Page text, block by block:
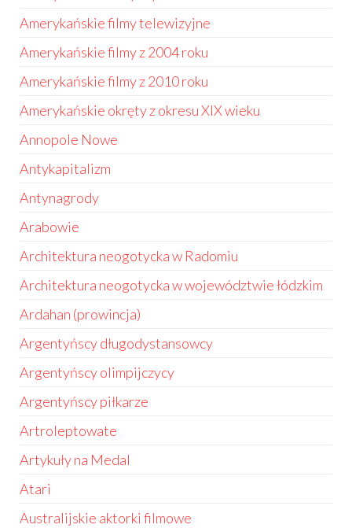
Amerykańskie filmy telewizyjne
Amerykańskie filmy z 2004 roku
Amerykańskie filmy z 2010 roku
Amerykańskie okręty z okresu XIX wieku
Annopole Nowe
Antykapitalizm
Antynagrody
Arabowie
Architektura neogotycka w Radomiu
Architektura neogotycka w województwie łódzkim
Ardahan (prowincja)
Argentyńscy długodystansowcy
Argentyńscy olimpijczycy
Argentyńscy piłkarze
Artroleptowate
Artykuły na Medal
Atari
Australijskie aktorki filmowe